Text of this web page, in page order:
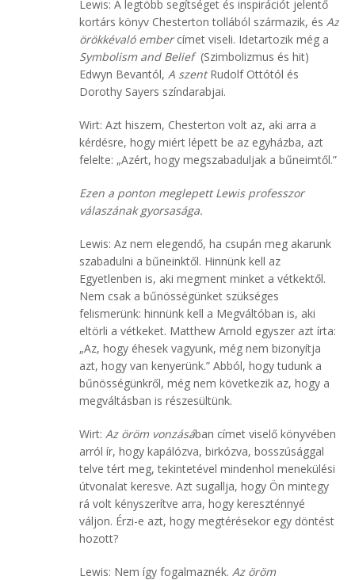
Lewis: A legtöbb segítséget és inspirációt jelentő
kortárs könyv Chesterton tollából származik, és Az
örökkévaló embercímet viseli. Idetartozik még a
Symbolism and Belief(Szimbolizmus és hit)
Edwyn Bevantól, A szentRudolf Ottótól és
Dorothy Sayers színdarabjai.
Wirt: Azt hiszem, Chesterton volt az, aki arra a
kérdésre, hogy miért lépett be az egyházba, azt
felelte: „Azért, hogy megszabaduljak a bűneimtől.”
Ezen a ponton meglepett Lewis professzor
válaszának gyorsasága.
Lewis: Az nem elegendő, ha csupán meg akarunk
szabadulni a bűneinktől. Hinnünk kell az
Egyetlenben is, aki megment minket a vétkektől.
Nem csak a bűnösségünket szükséges
felismerünk: hinnünk kell a Megváltóban is, aki
eltörli a vétkeket. Matthew Arnold egyszer azt írta:
„Az, hogy éhesek vagyunk, még nem bizonyítja
azt, hogy van kenyerünk.” Abból, hogy tudunk a
bűnösségünkről, még nem következik az, hogy a
megváltásban is részesültünk.
Wirt: Az öröm vonzásában címet viselő könyvében
arról ír, hogy kapálózva, birkózva, bosszúsággal
telve tért meg, tekintetével mindenhol menekülési
útvonalat keresve. Azt sugallja, hogy Ön mintegy
rá volt kényszerítve arra, hogy kereszténnyé
váljon. Érzi-e azt, hogy megtérésekor egy döntést
hozott?
Lewis: Nem így fogalmaznék. Az öröm